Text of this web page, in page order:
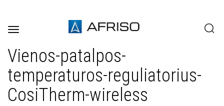
Toggle
Vienos-patalpos-
temperaturos-reguliatorius-
CosiTherm-wireless